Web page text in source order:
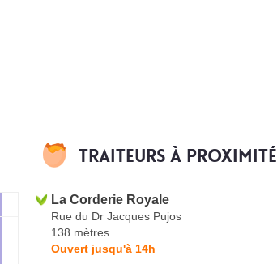
Traiteurs à proximité
La Corderie Royale
Rue du Dr Jacques Pujos
138 mètres
Ouvert jusqu'à 14h